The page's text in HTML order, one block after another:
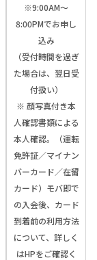
※9:00AM～
8:00PMでお申し
込み
（受付時間を過ぎ
た場合は、翌日受
付扱い）
※ 顔写真付き本
人確認書類による
本人確認。（運転
免許証／マイナン
バーカード／在留
カード）モバ即で
の入会後、カード
到着前の利用方法
について、詳しく
はHPをご確認く